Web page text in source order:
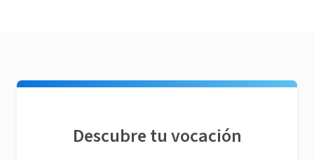
Descubre tu vocación